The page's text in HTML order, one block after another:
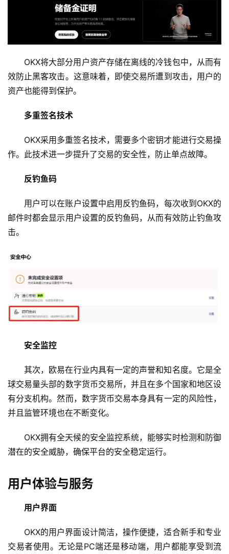
OKX将大部分用户资产存储在离线的冷钱包中，从而有
效防止黑客攻击。这意味着，即使交易所遭到攻击，用户的
资产也能得到保护。
多重签名技术
OKX采用多重签名技术，需要多个密钥才能进行交易操
作。此技术进一步提升了交易的安全性，防止单点故障。
反钓鱼码
用户可以在账户设置中启用反钓鱼码，每次收到OKX的
邮件时都会显示用户设置的反钓鱼码，从而有效防止钓鱼攻
击。
安全监控
其次，欧易在行业内具有一定的声誉和知名度。它是全
球交易量头部的数字货币交易所，并且在多个国家和地区设
有分支机构。然而，数字货币交易本身具有一定的风险性，
并且监管环境也在不断变化。
OKX拥有全天候的安全监控系统，能够实时检测和防御
潜在的安全威胁，确保平台的安全稳定运行。
用户体验与服务
用户界面
OKX的用户界面设计简洁，操作便捷，适合新手和专业
交易者使用。无论是PC端还是移动端，用户都能享受到流